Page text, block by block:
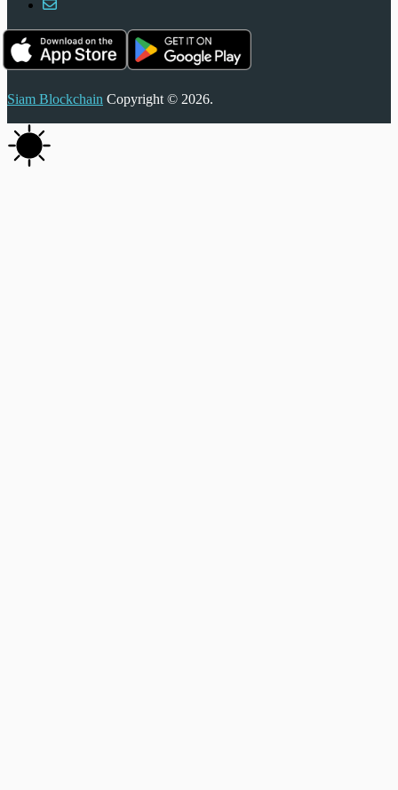
Siam Blockchain Copyright © 2026.